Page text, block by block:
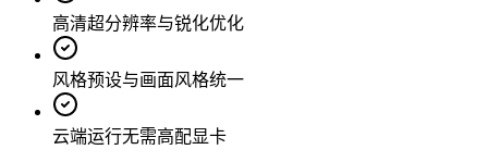
高清超分辨率与锐化优化
风格预设与画面风格统一
云端运行无需高配显卡